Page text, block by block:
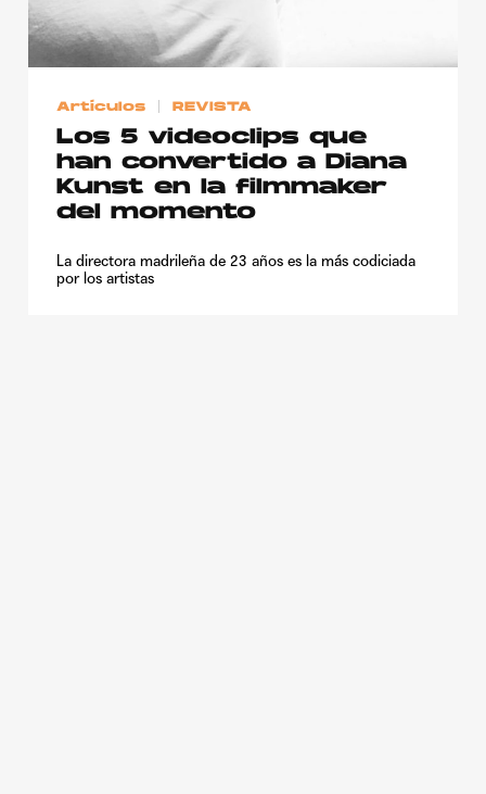
Artículos REVISTA
Los 5 videoclips que
han convertido a Diana
Kunst en la filmmaker
del momento
La directora madrileña de 23 años es la más codiciada
por los artistas